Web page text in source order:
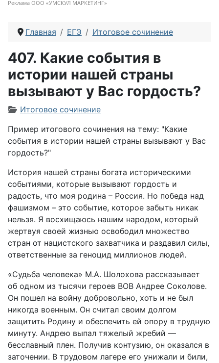
Реклама ООО «УМСКУЛ МАРКЕТИНГ»
Главная ЕГЭ Итоговое сочинение
407. Какие события в
истории нашей страны
вызывают у Вас гордость?
Информация о материале
Итоговое сочинение
Пример итогового сочинения на тему: "Какие
события в истории нашей страны вызывают у Вас
гордость?"
История нашей страны богата историческими
событиями, которые вызывают гордость и
радость, что моя родина – Россия. Но победа над
фашизмом – это событие, которое забыть никак
нельзя. Я восхищаюсь нашим народом, который
жертвуя своей жизнью освободил множество
стран от нацистского захватчика и раздавил силы,
ответственные за геноцид миллионов людей.
«Судьба человека» М.А. Шолохова рассказывает
об одном из тысячи героев ВОВ Андрее Соколове.
Он пошел на войну добровольно, хоть и не был
никогда военным. Он считал своим долгом
защитить Родину и обеспечить ей опору в трудную
минуту. Андрею выпал тяжелый жребий —
бесславный плен. Получив контузию, он оказался в
заточении. В трудовом лагере его унижали и били,